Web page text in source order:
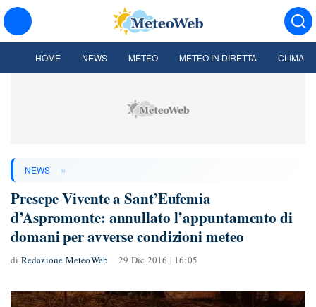
HOME NEWS METEO METEO IN DIRETTA CLIMA
NEWS »
Presepe Vivente a Sant’Eufemia
d’Aspromonte: annullato l’appuntamento di
domani per avverse condizioni meteo
di Redazione MeteoWeb 29 Dic 2016 | 16:05